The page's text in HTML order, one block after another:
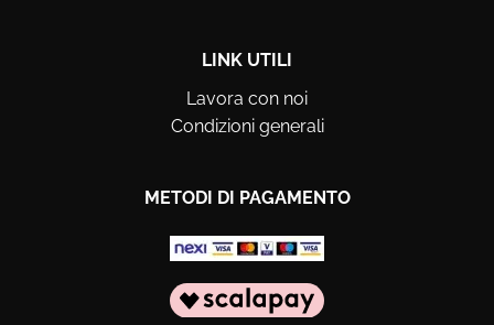
LINK UTILI
Lavora con noi
Condizioni generali
METODI DI PAGAMENTO